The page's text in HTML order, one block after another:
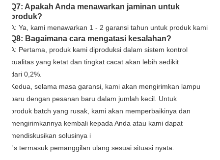
Q7: Apakah Anda menawarkan jaminan untuk
produk?
A: Ya, kami menawarkan 1 - 2 garansi tahun untuk produk kami.
Q8: Bagaimana cara mengatasi kesalahan?
A: Pertama, produk kami diproduksi dalam sistem kontrol
kualitas yang ketat dan tingkat cacat akan lebih sedikit
dari 0,2%.
Kedua, selama masa garansi, kami akan mengirimkan lampu
baru dengan pesanan baru dalam jumlah kecil. Untuk
produk batch yang rusak, kami akan memperbaikinya dan
mengirimkannya kembali kepada Anda atau kami dapat
mendiskusikan solusinya i
I's termasuk pemanggilan ulang sesuai situasi nyata.